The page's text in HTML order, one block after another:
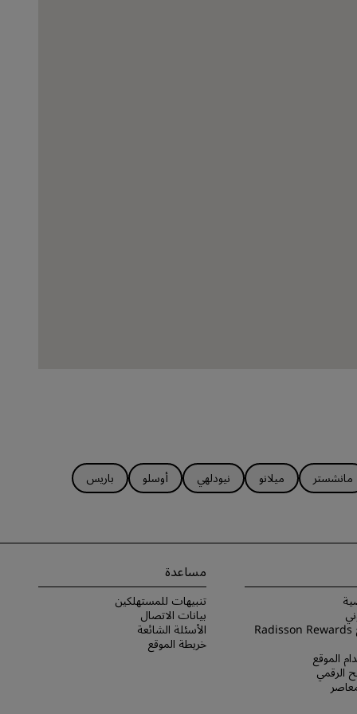
مانشستر ميلانو نيودلهي أوسلو
باريس
شروط برنامج Radisson Rewards
الموقع
الرقمي
مساعدة
تنبيهات للمستهلكين
بيانات الاتصال
الأسئلة الشائعة
خريطة الموقع